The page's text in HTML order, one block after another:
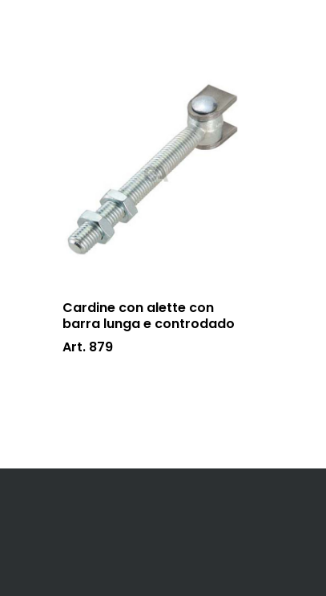
Cardine con alette con
barra lunga e controdado
Art. 879